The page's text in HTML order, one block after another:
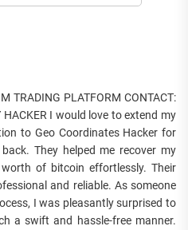
TRADING PLATFORM CONTACT:
HACKER I would love to extend my
to Geo Coordinates Hacker for
They helped me recover my
of bitcoin effortlessly. Their
and reliable. As someone
I was pleasantly surprised to
a swift and hassle-free manner.